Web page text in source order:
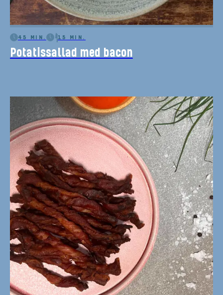
45 MIN. 15 MIN.
Potatissallad med bacon